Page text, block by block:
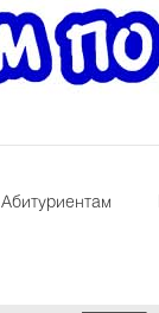
Абитуриентам